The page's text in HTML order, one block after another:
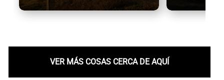
VER MÁS COSAS CERCA DE AQUÍ